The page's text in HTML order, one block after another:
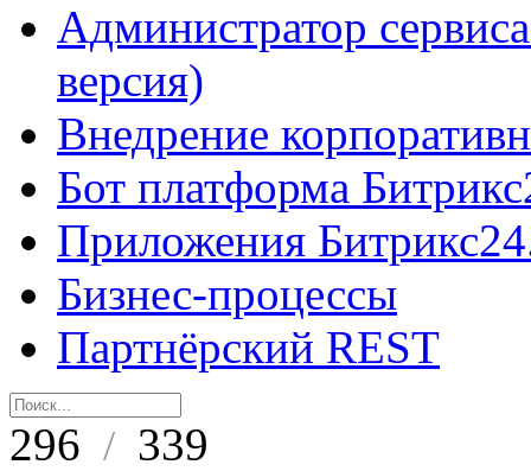
Администратор
версия)
Внедрение
Бот платформа
Приложения
Бизнес-процессы
Партнёрский REST
296 / 339